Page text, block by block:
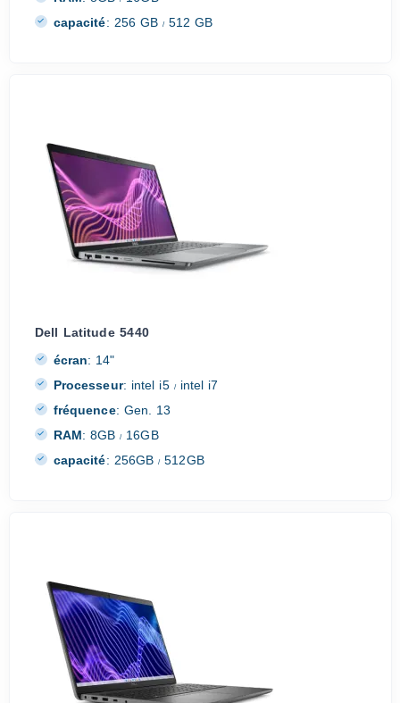
capacité: 256 GB / 512 GB
Dell Latitude 5440
écran: 14"
Processeur: intel i5 /intel i7
fréquence: Gen. 13
RAM: 8GB/ 16GB
capacité: 256GB/ 512GB